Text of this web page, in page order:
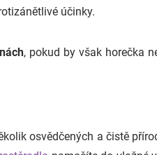
účinky.
, pokud by však horečka
osvědčených a čistě